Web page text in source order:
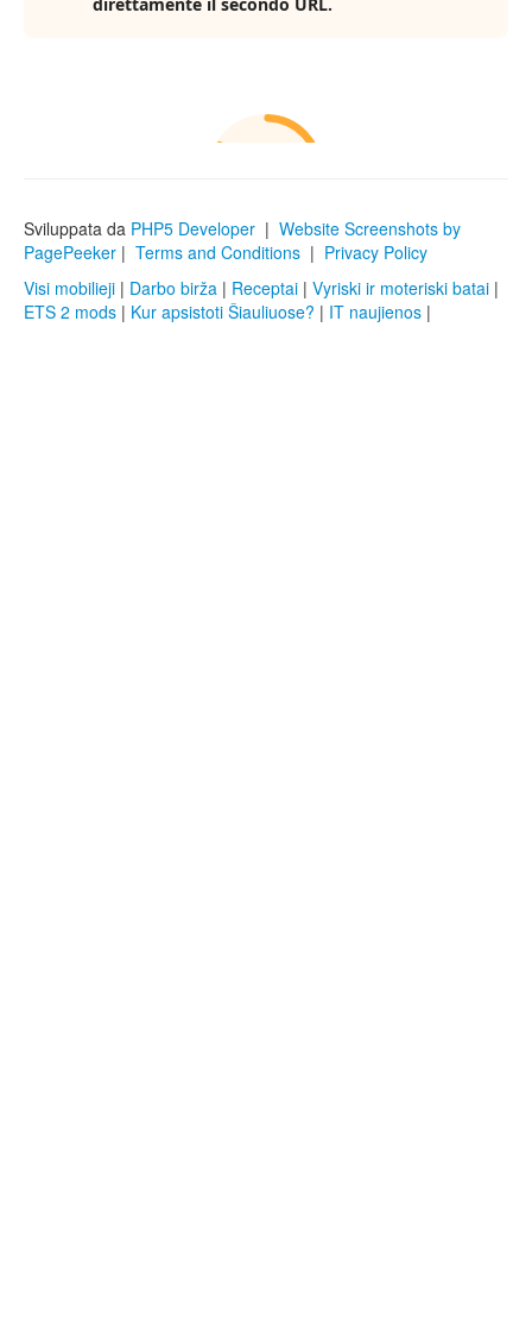
Sviluppata da PHP5 Developer | Website Screenshots by
PagePeeker | Terms and Conditions | Privacy Policy
Visi mobilieji | Darbo birža | Receptai | Vyriski ir moteriski batai |
ETS 2 mods | Kur apsistoti Šiauliuose? | IT naujienos |